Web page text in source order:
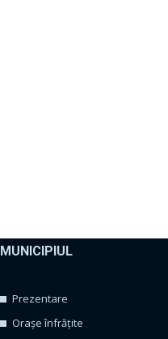
MUNICIPIUL
Prezentare
Orașe înfrățite